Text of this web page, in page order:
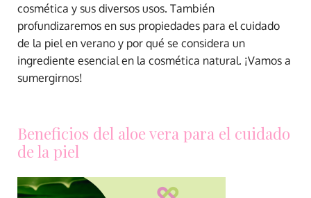
cosmética y sus diversos usos. También
profundizaremos en sus propiedades para el cuidado
de la piel en verano y por qué se considera un
ingrediente esencial en la cosmética natural. ¡Vamos a
sumergirnos!
Beneficios del aloe vera para el cuidado
de la piel